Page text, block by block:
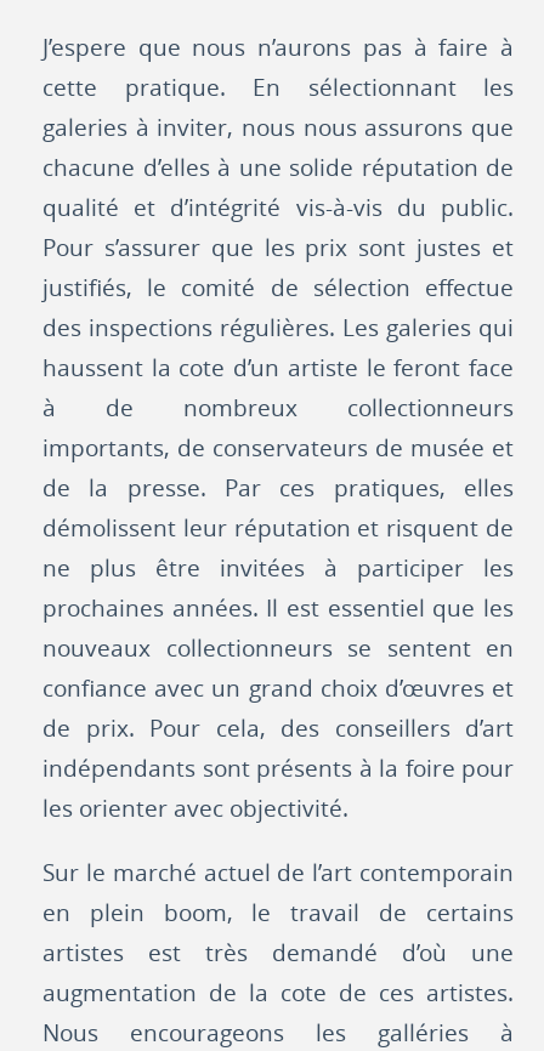
J’espere que nous n’aurons pas à faire à
cette pratique. En sélectionnant les
galeries à inviter, nous nous assurons que
chacune d’elles à une solide réputation de
qualité et d’intégrité vis-à-vis du public.
Pour s’assurer que les prix sont justes et
justifiés, le comité de sélection effectue
des inspections régulières. Les galeries qui
haussent la cote d’un artiste le feront face
à de nombreux collectionneurs
importants, de conservateurs de musée et
de la presse. Par ces pratiques, elles
démolissent leur réputation et risquent de
ne plus être invitées à participer les
prochaines années. Il est essentiel que les
nouveaux collectionneurs se sentent en
confiance avec un grand choix d’œuvres et
de prix. Pour cela, des conseillers d’art
indépendants sont présents à la foire pour
les orienter avec objectivité.
Sur le marché actuel de l’art contemporain
en plein boom, le travail de certains
artistes est très demandé d’où une
augmentation de la cote de ces artistes.
Nous encourageons les galléries à